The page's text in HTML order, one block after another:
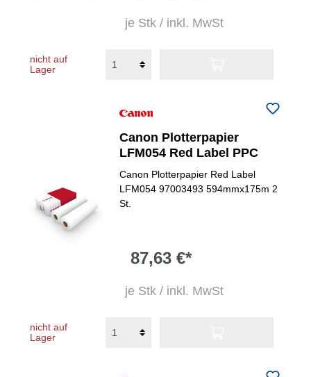
je Stk / inkl. MwSt
nicht auf
Lager
Canon Plotterpapier
LFM054 Red Label PPC
Canon Plotterpapier Red Label
LFM054 97003493 594mmx175m 2
St.
87,63 €*
je Stk / inkl. MwSt
nicht auf
Lager